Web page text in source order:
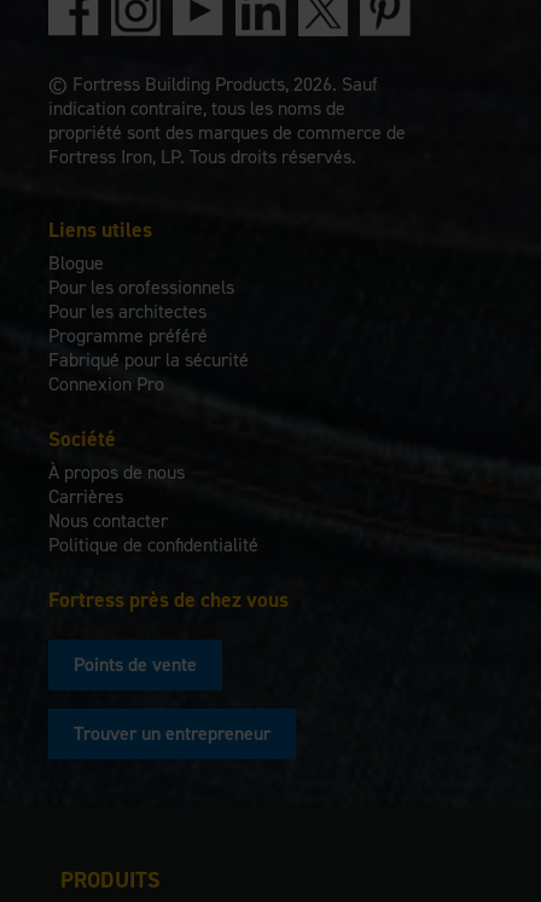
PRODUITS
Liens utiles
Blogue
Pour les orofessionnels
Pour les architectes
Programme préféré
Fabriqué pour la sécurité
Connexion Pro
Société
À propos de nous
Carrières
Nous contacter
Politique de confidentialité
Fortress près de chez vous
Points de vente
Trouver un entrepreneur
© Fortress Building Products, 2026. Sauf
indication contraire, tous les noms de
propriété sont des marques de commerce de
Fortress Iron, LP. Tous droits réservés.